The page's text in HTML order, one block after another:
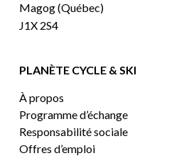
Magog (Québec)
J1X 2S4
PLANÈTE CYCLE & SKI
À propos
Programme d’échange
Responsabilité sociale
Offres d’emploi